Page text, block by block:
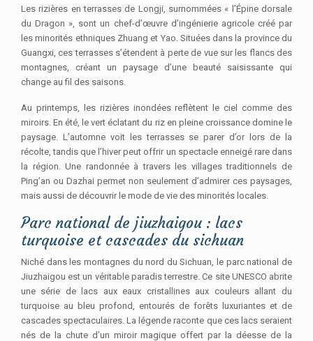
Les rizières en terrasses de Longji, surnommées « l’Épine dorsale
du Dragon », sont un chef-d’œuvre d’ingénierie agricole créé par
les minorités ethniques Zhuang et Yao. Situées dans la province du
Guangxi, ces terrasses s’étendent à perte de vue sur les flancs des
montagnes, créant un paysage d’une beauté saisissante qui
change au fil des saisons.
Au printemps, les rizières inondées reflètent le ciel comme des
miroirs. En été, le vert éclatant du riz en pleine croissance domine le
paysage. L’automne voit les terrasses se parer d’or lors de la
récolte, tandis que l’hiver peut offrir un spectacle enneigé rare dans
la région. Une randonnée à travers les villages traditionnels de
Ping’an ou Dazhai permet non seulement d’admirer ces paysages,
mais aussi de découvrir le mode de vie des minorités locales.
Parc national de jiuzhaigou : lacs
turquoise et cascades du sichuan
Niché dans les montagnes du nord du Sichuan, le parc national de
Jiuzhaigou est un véritable paradis terrestre. Ce site UNESCO abrite
une série de lacs aux eaux cristallines aux couleurs allant du
turquoise au bleu profond, entourés de forêts luxuriantes et de
cascades spectaculaires. La légende raconte que ces lacs seraient
nés de la chute d’un miroir magique offert par la déesse de la